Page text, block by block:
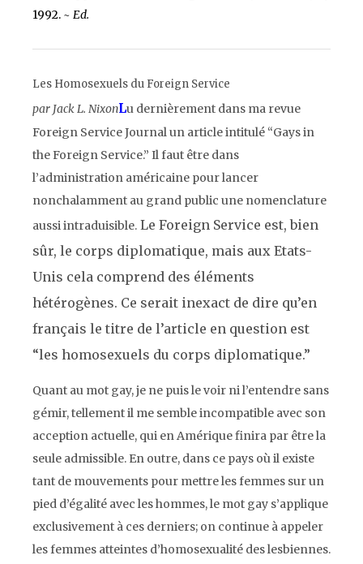
1992. ~ Ed.
Les Homosexuels du Foreign Service
par Jack L. NixonLu dernièrement dans ma revue
Foreign Service Journalun article intitulé “Gays in
the Foreign Service.” Il faut être dans
l’administration américaine pour lancer
nonchalamment au grand public une nomenclature
aussi intraduisible. Le Foreign Service est, bien
sûr, le corps diplomatique, mais aux Etats-
Unis cela comprend des éléments
hétérogènes. Ce serait inexact de dire qu’en
français le titre de l’article en question est
“les homosexuels du corps diplomatique.”
Quant au mot gay,je ne puis le voir ni l’entendre sans
gémir, tellement il me semble incompatible avec son
acception actuelle, qui en Amérique finira par être la
seule admissible. En outre, dans ce pays où il existe
tant de mouvements pour mettre les femmes sur un
pied d’égalité avec les hommes, le mot gay s’applique
exclusivement à ces derniers; on continue à appeler
les femmes atteintes d’homosexualité des lesbiennes.